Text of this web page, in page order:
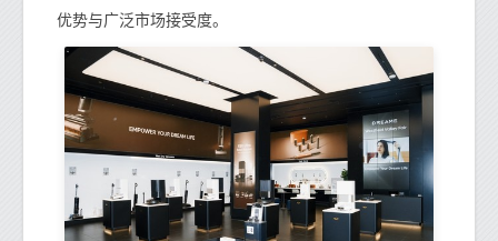
优势与广泛市场接受度。